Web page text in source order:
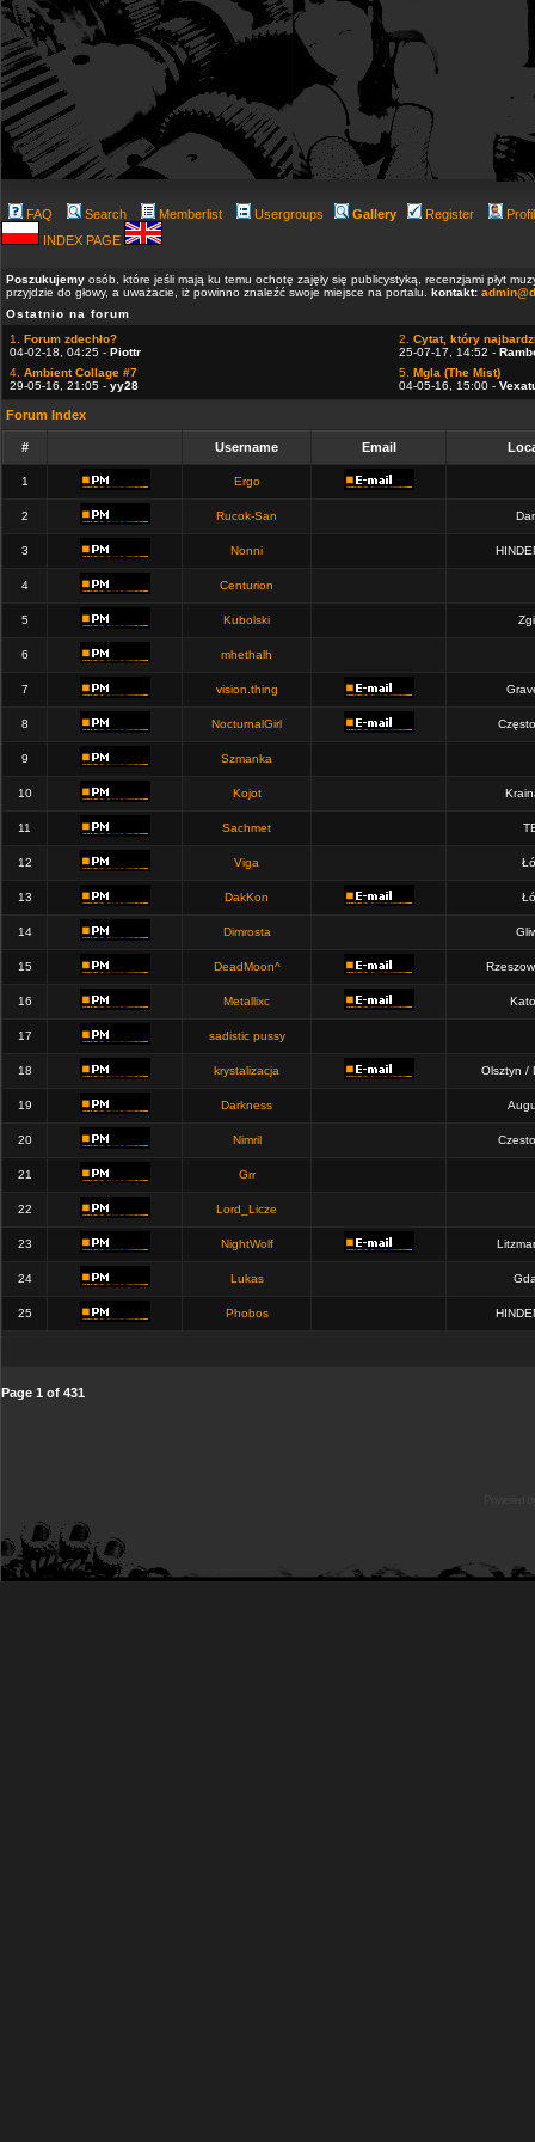
FAQ Search Memberlist Usergroups Gallery Register
INDEX PAGE
Poszukujemy osób, które jeśli mają ku temu ochotę zajęły się publicystyką, recenzjami płyt
przyjdzie do głowy, a uważacie, iż powinno znaleźć swoje miejsce na portalu. kontakt:
Ostatnio na forum
1. Forum zdechło?
04-02-18, 04:25 - Piottr
2. Cytat, który
25-07-17, 14:52 -
4. Ambient Collage #7
29-05-16, 21:05 - yy28
5. Mgla (The Mist)
04-05-16, 15:00 -
Forum Index
# Username Email
1 Ergo
2 Rucok-San
3 Nonni
4 Centurion
5 Kubolski
6 mhethalh
7 vision.thing
8 NocturnalGirl
9 Szmanka
10 Kojot
11 Sachmet
12 Viga
13 DakKon
14 Dimrosta
15 DeadMoon^
16 Metallixc
17 sadistic pussy
18 krystalizacja Olsztyn /
19 Darkness
20 Nimril
21 Grr
22 Lord_Licze
23 NightWolf
24 Lukas
25 Phobos
Page 1 of 431